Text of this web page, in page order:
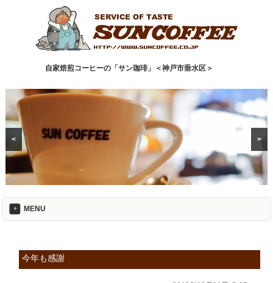
自家焙煎コーヒーの「サン珈琲」＜神戸市垂水区＞
< >
MENU
今年も感謝